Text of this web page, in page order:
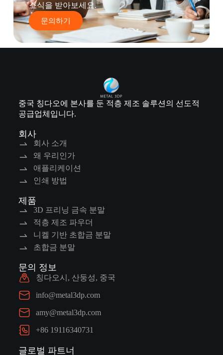
소식을 받아보세요.
문의하기
중국 칭다오에 본사를 둔 적층 제조 솔루션의 선도적
공급업체입니다.
회사
회사 소개
왜 우리인가
애플리케이션
인쇄 방법
제품
3D 프리닝 금속 분말
적층 제조 파우더
니켈 기반 초합금 분말
초합금 분말
문의 정보
칭다오시, 산둥성, 중국
info@metal3dp.com
amy@metal3dp.com
+86 19116340731
글로벌 파트너